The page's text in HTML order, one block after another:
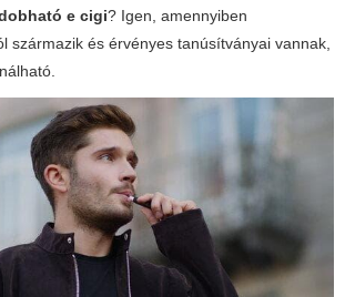
e cigi? Igen, amennyiben
származik és érvényes tanúsítványai vannak,